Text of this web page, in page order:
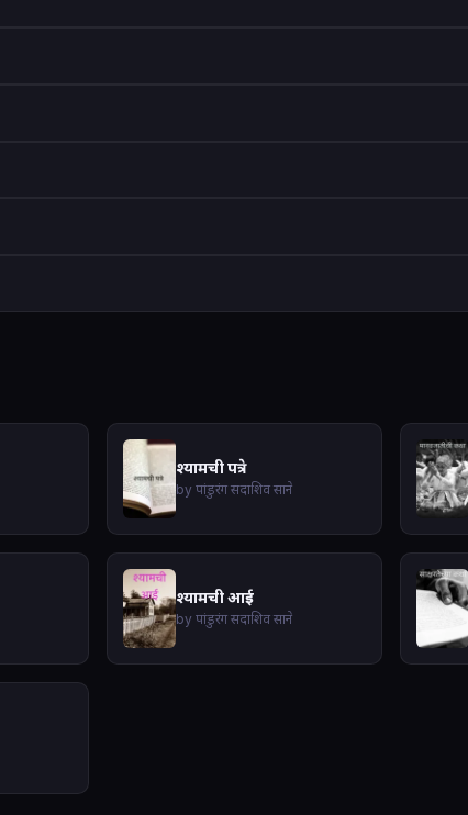
श्यामची पत्रे
by पांडुरंग सदाशिव साने
श्यामची आई
by पांडुरंग सदाशिव साने